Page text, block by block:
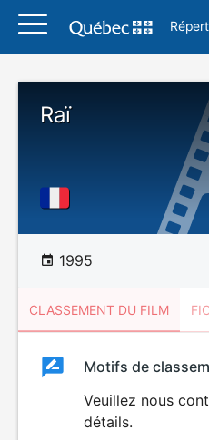
Raï
1995
CLASSEMENT DU FILM
ClassementClassement
Motifs de
Veuillez nous
détails.